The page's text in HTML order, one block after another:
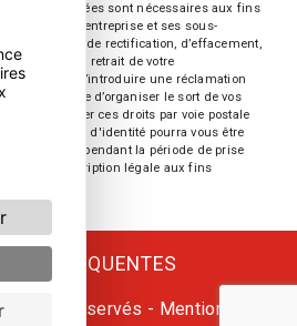
communiquées sont nécessaires aux fins
destinées à l'entreprise et ses sous-
d’accès, de rectification, d’effacement,
de retrait de votre
et du droit d’introduire une réclamation
ainsi que d’organiser le sort de vos
pouvez exercer ces droits par voie postale
Un justificatif d'identité pourra vous être
vos données pendant la période de prise
de prescription légale aux fins
FRÉQUENTES
droits réservés - Mentions